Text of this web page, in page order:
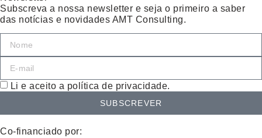
Subscreva a nossa newsletter e seja o primeiro a saber
das notícias e novidades AMT Consulting.
Li e aceito a política de privacidade.
SUBSCREVER
Co-financiado por: